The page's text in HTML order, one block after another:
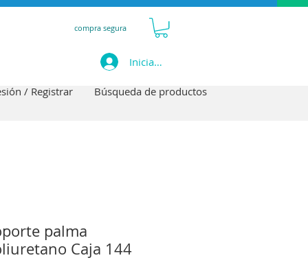
compra segura
Iniciar sesión
/ Registrar Búsqueda de productos
palma
Caja 144